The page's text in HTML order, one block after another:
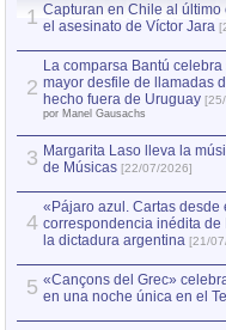
1 Capturan en Chile al
el asesinato de Víctor Jara
2
La comparsa Bantú celebra
mayor desfile de llamadas
hecho fuera de Uruguay
por Manel Gausachs
3 Margarita Laso lleva la
de Músicas [22/07/2026]
4
«Pájaro azul. Cartas
correspondencia inédita de
la dictadura argentina [21/
5 «Cançons del Grec»
en una noche única en el